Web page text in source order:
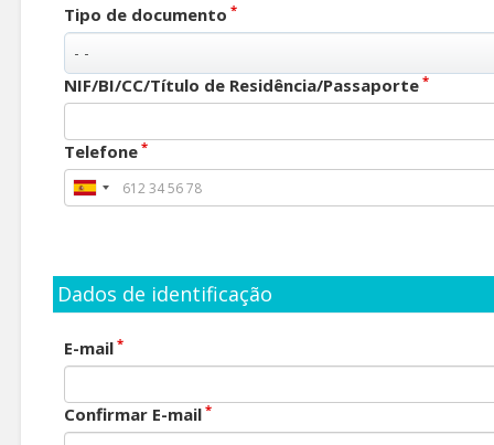
Tipo de documento *
NIF/BI/CC/Título de Residência/Passaporte *
Telefone *
Dados de identificação
E-mail *
Confirmar E-mail *